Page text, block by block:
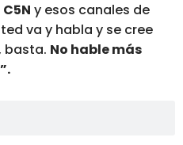
C5N y esos canales de
va y habla y se cree
basta. No hable más